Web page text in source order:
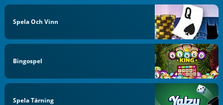
Spela Och Vinn
Bingospel
Spela Tärning